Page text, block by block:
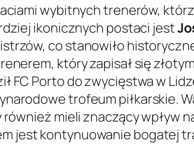
wybitnych trenerów,
ikonicznych postaci jest
co stanowiło
który zapisał się
FC Porto do zwycięstwa w
trofeum piłkarskie.
mieli znaczący wpływ
jest kontynuowanie bogatej